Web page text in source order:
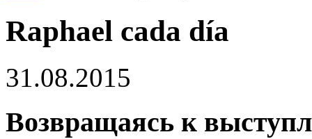
Raphael cada día
31.08.2015
Возвращаясь к